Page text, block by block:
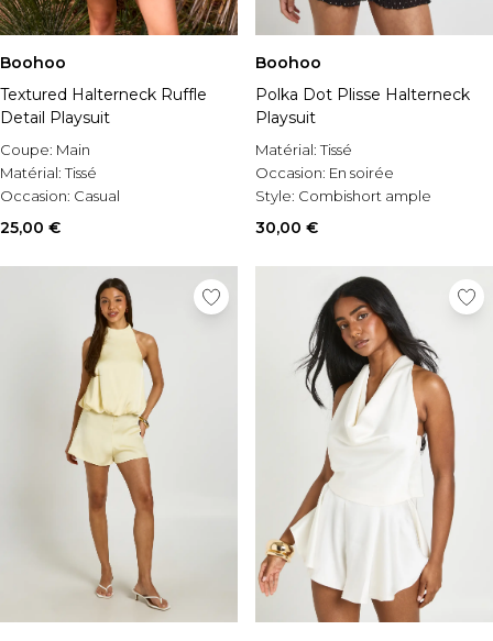
Boohoo
Textured Halterneck Ruffle
Detail Playsuit
Coupe: Main
Matérial:Tissé
Occasion: Casual
25,00 €
Boohoo
Polka Dot Plisse Halterneck
Playsuit
Matérial:Tissé
Occasion: En soirée
Style: Combishort ample
30,00 €